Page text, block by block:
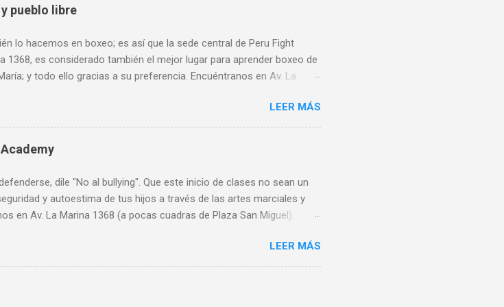
pueblo libre
lo hacemos en boxeo; es así que la sede central de Peru Fight
1368, es considerado también el mejor lugar para aprender boxeo de
y todo ello gracias a su preferencia. Encuéntranos en Av. La
a Viernes de 7 am a 11 pm, Sábados de 9 am a 8 pm y Domingos de
901, PeruFightAcademy@gmail.com, www.PeruFightAcademy.com
LEER MÁS
dile "No al bullying". Que este inicio de clases no sean un
y autoestima de tus hijos a través de las artes marciales y
en Av. La Marina 1368 (a pocas cuadras de Plaza San Miguel).
📱 Más informes 📌 🥊 SEDE CENTRAL 🔥
1368, Pueblo Libre 15084 944 672 901
LIMA NORTE 🔥 Peru Fight Academy Norte : Boxeo - Muay Thai -
LEER MÁS